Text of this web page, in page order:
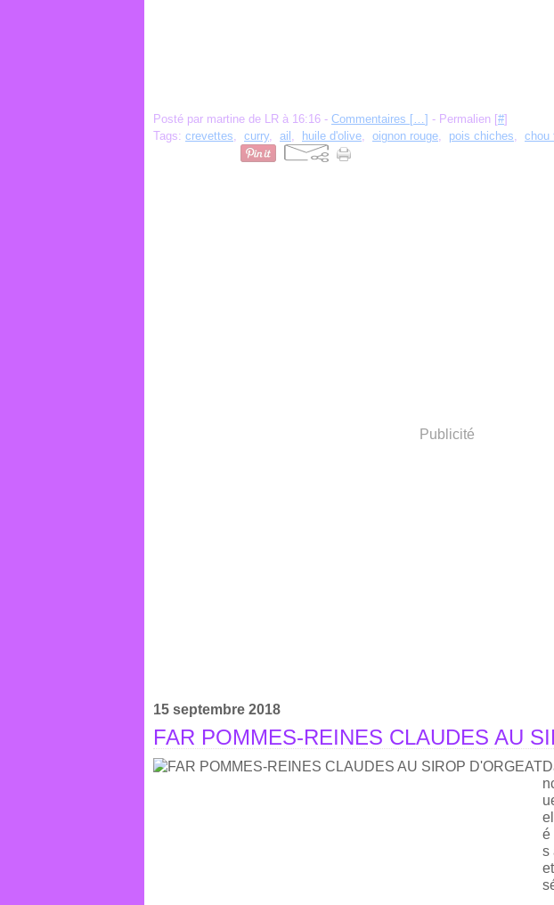
Posté par martine de LR à 16:16 - Commentaires […] - Permalien [#]
Tags: crevettes, curry, ail , huile d'olive, oignon rouge, pois chiches, chou
Publicité
15 septembre 2018
FAR POMMES-REINES CLAUDES AU
é
s